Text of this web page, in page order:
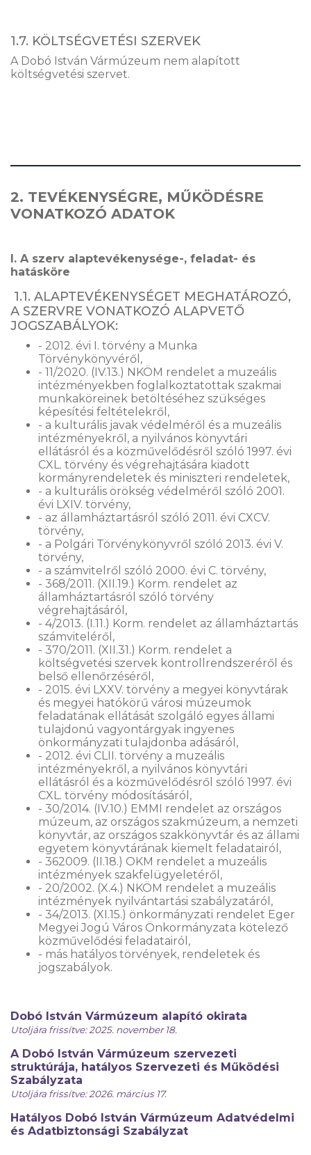
1.7. KÖLTSÉGVETÉSI SZERVEK
A Dobó István Vármúzeum nem alapított
költségvetési szervet.
2. TEVÉKENYSÉGRE, MŰKÖDÉSRE
VONATKOZÓ ADATOK
I. A szerv alaptevékenysége-, feladat- és
hatásköre
1.1. ALAPTEVÉKENYSÉGET MEGHATÁROZÓ,
A SZERVRE VONATKOZÓ ALAPVETŐ
JOGSZABÁLYOK:
- 2012. évi I. törvény a Munka
Törvénykönyvéről,
- 11/2020. (IV.13.) NKÖM rendelet a muzeális
intézményekben foglalkoztatottak szakmai
munkaköreinek betöltéséhez szükséges
képesítési feltételekről,
- a kulturális javak védelméről és a muzeális
intézményekről, a nyilvános könyvtári
ellátásról és a közművelődésről szóló 1997. évi
CXL. törvény és végrehajtására kiadott
kormányrendeletek és miniszteri rendeletek,
- a kulturális örökség védelméről szóló 2001.
évi LXIV. törvény,
- az államháztartásról szóló 2011. évi CXCV.
törvény,
- a Polgári Törvénykönyvről szóló 2013. évi V.
törvény,
- a számvitelről szóló 2000. évi C. törvény,
- 368/2011. (XII.19.) Korm. rendelet az
államháztartásról szóló törvény
végrehajtásáról,
- 4/2013. (I.11.) Korm. rendelet az államháztartás
számviteléről,
- 370/2011. (XII.31.) Korm. rendelet a
költségvetési szervek kontrollrendszeréről és
belső ellenőrzéséről,
- 2015. évi LXXV. törvény a megyei könyvtárak
és megyei hatókörű városi múzeumok
feladatának ellátását szolgáló egyes állami
tulajdonú vagyontárgyak ingyenes
önkormányzati tulajdonba adásáról,
- 2012. évi CLII. törvény a muzeális
intézményekről, a nyilvános könyvtári
ellátásról és a közművelődésről szóló 1997. évi
CXL. törvény módosításáról,
- 30/2014. (IV.10.) EMMI rendelet az országos
múzeum, az országos szakmúzeum, a nemzeti
könyvtár, az országos szakkönyvtár és az állami
egyetem könyvtárának kiemelt feladatairól,
- 362009. (II.18.) OKM rendelet a muzeális
intézmények szakfelügyeletéről,
- 20/2002. (X.4.) NKÖM rendelet a muzeális
intézmények nyilvántartási szabályzatáról,
- 34/2013. (XI.15.) önkormányzati rendelet Eger
Megyei Jogú Város Önkormányzata kötelező
közművelődési feladatairól,
- más hatályos törvények, rendeletek és
jogszabályok.
Dobó István Vármúzeum alapító okirata
Utoljára frissítve: 2025. november 18.
A Dobó István Vármúzeum szervezeti
struktúrája, hatályos Szervezeti és Működési
Szabályzata
Utoljára frissítve: 2026. március 17.
Hatályos Dobó István Vármúzeum Adatvédelmi
és Adatbiztonsági Szabályzat